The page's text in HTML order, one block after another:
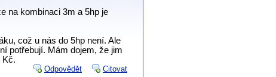
na kombinaci 3m a 5hp je
což u nás do 5hp není. Ale
potřebují. Mám dojem, že jim
Kč.
Odpovědět Citovat